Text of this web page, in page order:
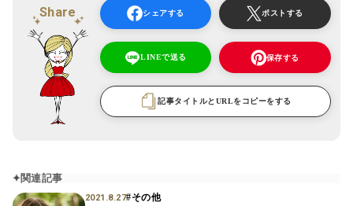
Share シェアする ポストする
LINEで送る 保存する
記事タイトルとURLをコピーをする
関連記事
2021.8.27#その他